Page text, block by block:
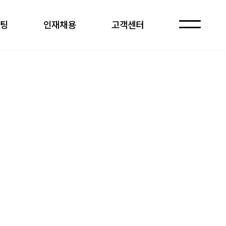
자주 묻는 질문
인재채용 고객센터